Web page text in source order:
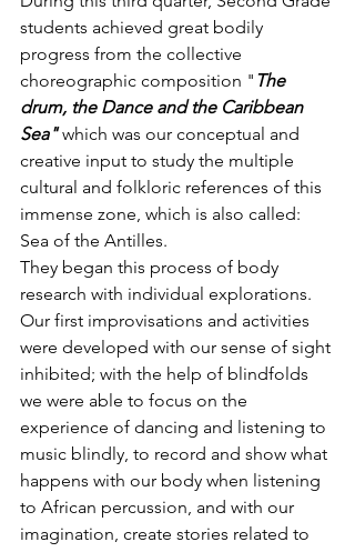
students achieved great bodily
progress from the collective
choreographic composition " The
drum, the Dance and the Caribbean
Sea" which was our conceptual and
creative input to study the multiple
cultural and folkloric references of this
immense zone, which is also called:
Sea of the Antilles.
They began this process of body
research with individual explorations.
Our first improvisations and activities
were developed with our sense of sight
inhibited; with the help of blindfolds
we were able to focus on the
experience of dancing and listening to
music blindly, to record and show what
happens with our body when listening
to African percussion, and with our
imagination, create stories related to